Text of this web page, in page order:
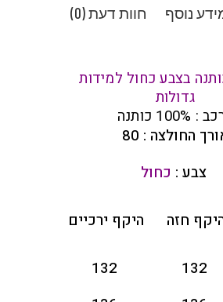
נוסף חוות דעת (0)
בצבע כחול למידות
גדולות
כותנה
החולצה : 80
צבע : כחול
חזה היקף ירכיים
132
132